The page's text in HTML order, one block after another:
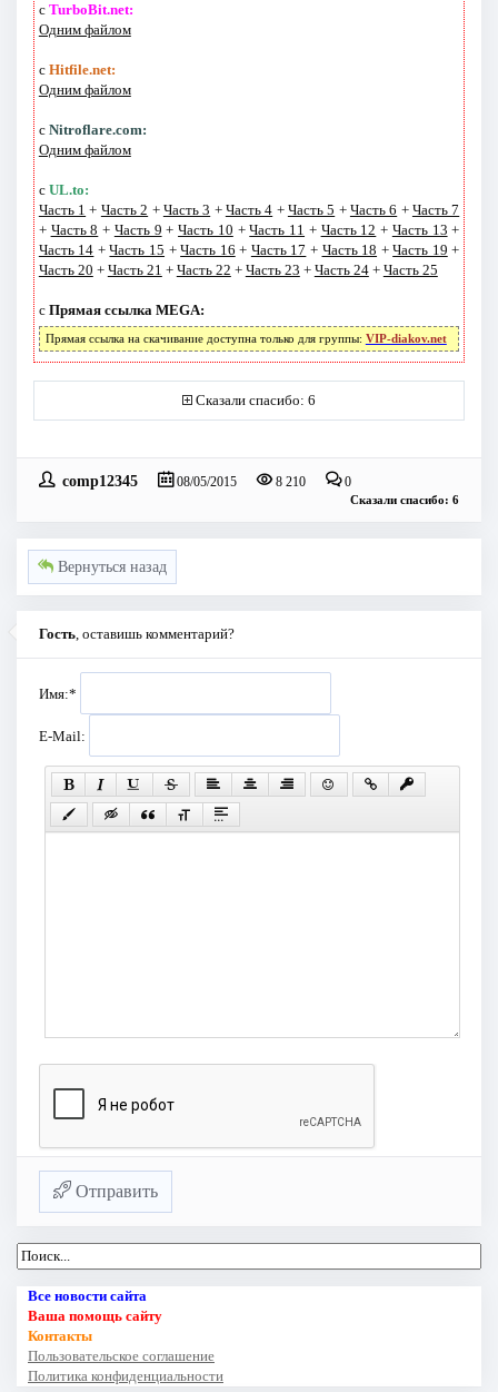
с TurboBit.net:
Одним файлом
с Hitfile.net:
Одним файлом
с Nitroflare.com:
Одним файлом
с UL.to:
Часть 1 + Часть 2 + Часть 3 + Часть 4 + Часть 5 + Часть 6 + Часть 7
+ Часть 8 + Часть 9 +Часть 10 +Часть 11 + Часть 12 + Часть 13 +
Часть 14 +Часть 15 +Часть 16 + Часть 17 + Часть 18 +Часть 19 +
Часть 20 + Часть 21 + Часть 22 + Часть 23 + Часть 24+ Часть 25
с Прямая ссылка MEGA:
Прямая ссылка на скачивание доступна только для группы: VIP-diakov.net
Сказали спасибо: 6
comp12345 08/05/2015 8 210 0
Сказали спасибо: 6
Вернуться назад
Гость, оставишь комментарий?
Имя:*
E-Mail:
Отправить
Все новости сайта
Ваша помощь сайту
Контакты
Пользовательское соглашение
Политика конфиденциальности